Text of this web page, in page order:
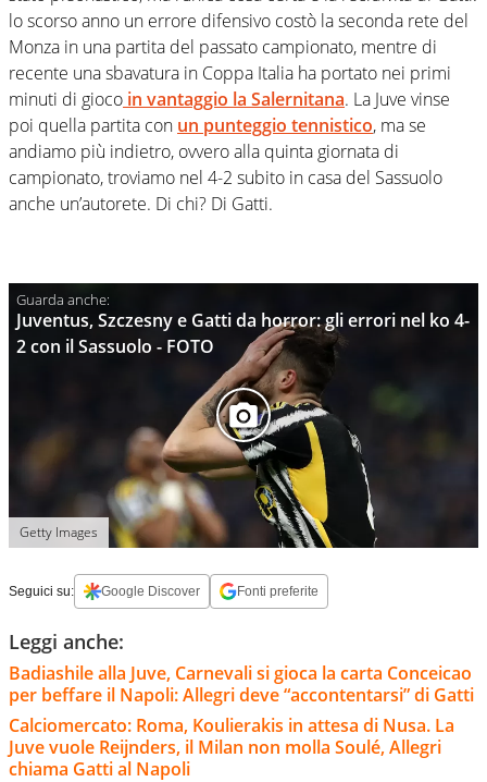
lo scorso anno un errore difensivo costò la seconda rete del
Monza in una partita del passato campionato, mentre di
recente una sbavatura in Coppa Italia ha portato nei primi
minuti di gioco in vantaggio la Salernitana. La Juve vinse
poi quella partita con un punteggio tennistico, ma se
andiamo più indietro, ovvero alla quinta giornata di
campionato, troviamo nel 4-2 subito in casa del Sassuolo
anche un’autorete. Di chi? Di Gatti.
Juventus, Szczesny e Gatti da horror: gli errori nel ko 4-
2 con il Sassuolo - FOTO
Getty Images
Seguici su: Google Discover Fonti preferite
Leggi anche:
Badiashile alla Juve, Carnevali si gioca la carta Conceicao
per beffare il Napoli: Allegri deve “accontentarsi” di Gatti
Calciomercato: Roma, Koulierakis in attesa di Nusa. La
Juve vuole Reijnders, il Milan non molla Soulé, Allegri
chiama Gatti al Napoli